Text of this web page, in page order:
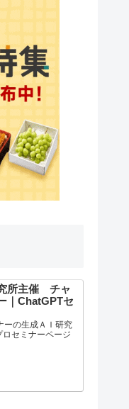
所主催 チャ
｜ChatGPTセ
ーの生成ＡＩ研究
セミナーページ